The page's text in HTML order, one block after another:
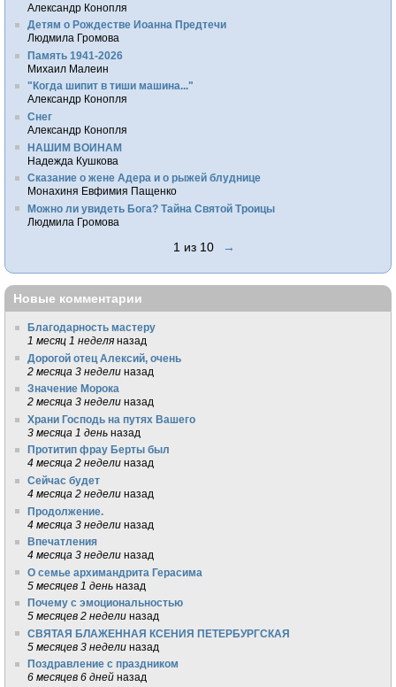
Александр Конопля
Детям о Рождестве Иоанна Предтечи
Людмила Громова
Память 1941-2026
Михаил Малеин
"Когда шипит в тиши машина..."
Александр Конопля
Снег
Александр Конопля
НАШИМ ВОИНАМ
Надежда Кушкова
Сказание о жене Адера и о рыжей блуднице
Монахиня Евфимия Пащенко
Можно ли увидеть Бога? Тайна Святой Троицы
Людмила Громова
1 из 10 →
Новые комментарии
Благодарность мастеру
1 месяц 1 неделя назад
Дорогой отец Алексий, очень
2 месяца 3 недели назад
Значение Морока
2 месяца 3 недели назад
Храни Господь на путях Вашего
3 месяца 1 день назад
Протитип фрау Берты был
4 месяца 2 недели назад
Сейчас будет
4 месяца 2 недели назад
Продолжение.
4 месяца 3 недели назад
Впечатления
4 месяца 3 недели назад
О семье архимандрита Герасима
5 месяцев 1 день назад
Почему с эмоциональностью
5 месяцев 2 недели назад
СВЯТАЯ БЛАЖЕННАЯ КСЕНИЯ ПЕТЕРБУРГСКАЯ
5 месяцев 3 недели назад
Поздравление с праздником
6 месяцев 6 дней назад